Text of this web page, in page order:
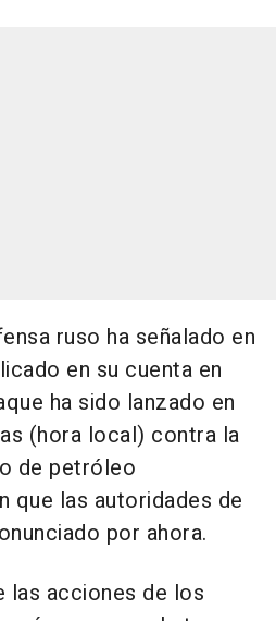
ruso ha señalado en
en su cuenta en
ha sido lanzado en
(hora local) contra la
de petróleo
que las autoridades de
por ahora.
las acciones de los